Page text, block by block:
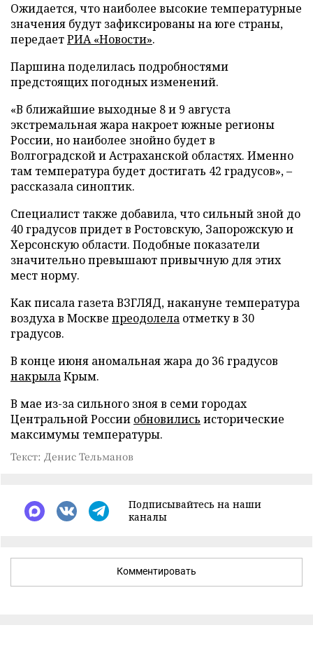
Ожидается, что наиболее высокие температурные
значения будут зафиксированы на юге страны,
передаетРИА «Новости».
Паршина поделилась подробностями
предстоящих погодных изменений.
«В ближайшие выходные 8 и 9 августа
экстремальная жара накроет южные регионы
России, но наиболее знойно будет в
Волгоградской и Астраханской областях. Именно
там температура будет достигать 42 градусов», –
рассказала синоптик.
Специалист также добавила, что сильный зной до
40 градусов придет в Ростовскую, Запорожскую и
Херсонскую области. Подобные показатели
значительно превышают привычную для этих
мест норму.
Как писала газета ВЗГЛЯД, накануне температура
воздуха в Москве преодолела отметку в 30
градусов.
В конце июня аномальная жара до 36 градусов
накрылаКрым.
В мае из-за сильного зноя в семи городах
Центральной России обновились исторические
максимумы температуры.
Текст: Денис Тельманов
Подписывайтесь на наши
каналы
Комментировать